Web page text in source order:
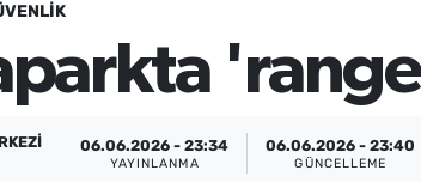
06.06.2026 - 23:34
YAYINLANMA
06.06.2026 - 23:40
GÜNCELLEME
ve Fikstür